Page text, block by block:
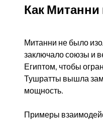
Как Митанни
Митанни не было
заключало союзы и
Египтом, чтобы
Тушратты вышла
мощность.
Примеры